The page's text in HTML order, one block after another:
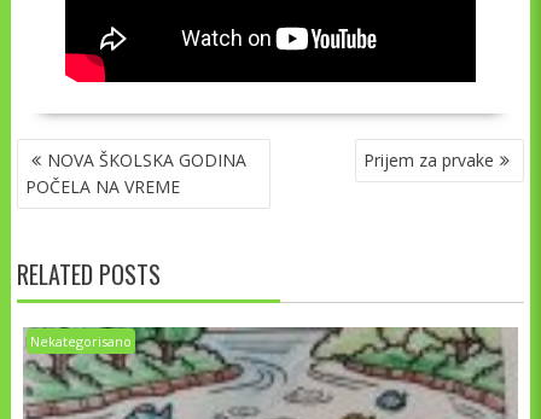
NAVIGACIJA
ČLANAKA
NOVA ŠKOLSKA GODINA
POČELA NA VREME
Prijem za prvake
RELATED POSTS
Nekategorisano